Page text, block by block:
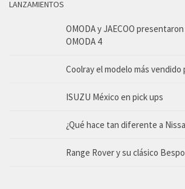
LANZAMIENTOS
OMODA y JAECOO
OMODA 4
Coolray el modelo más vendido
ISUZU México en pick ups
¿Qué hace tan diferente a
Range Rover y su clásico